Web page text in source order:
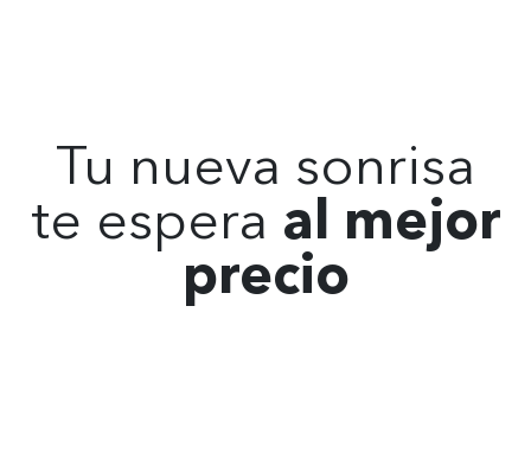
Tu nueva sonrisa
te espera al mejor
precio